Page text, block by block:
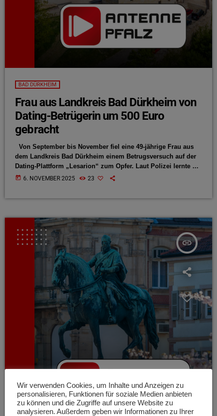
BAD DÜRKHEIM
Frau aus Landkreis Bad Dürkheim von
Dating-Betrügerin um 500 Euro
gebracht
Von September bis November fiel eine 49-jährige Frau aus
dem Landkreis Bad Dürkheim einem Betrugsversuch auf der
Dating-Plattform „Lesarion“ zum Opfer. Laut Polizei lernte sie
dort eine angebliche Frau kennen und führte den Kontakt
nach, […]
today 6. NOVEMBER 2025 23
insert_link
Wir verwenden Cookies, um Inhalte und Anzeigen zu
personalisieren, Funktionen für soziale Medien anbieten
zu können und die Zugriffe auf unsere Website zu
analysieren. Außerdem geben wir Informationen zu Ihrer